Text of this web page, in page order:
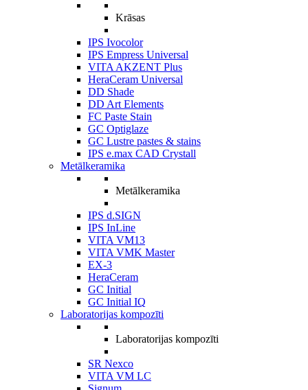
Krāsas
IPS Ivocolor
IPS Empress Universal
VITA AKZENT Plus
HeraCeram Universal
DD Shade
DD Art Elements
FC Paste Stain
GC Optiglaze
GC Lustre pastes & stains
IPS e.max CAD Crystall
Metālkeramika
Metālkeramika
IPS d.SIGN
IPS InLine
VITA VM13
VITA VMK Master
EX-3
HeraCeram
GC Initial
GC Initial IQ
Laboratorijas kompozīti
Laboratorijas kompozīti
SR Nexco
VITA VM LC